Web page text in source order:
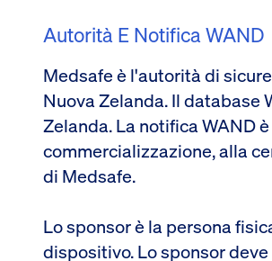
Autorità E Notifica WAND
Medsafe è l'autorità di
Nuova Zelanda. Il
Zelanda. La notifica WAND
commercializzazione, alla
di Medsafe.
Lo sponsor è la persona
dispositivo. Lo sponsor